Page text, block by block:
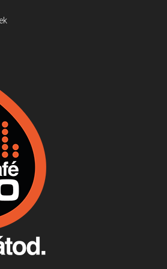
Jackfall
bab és homár
meghálálja!